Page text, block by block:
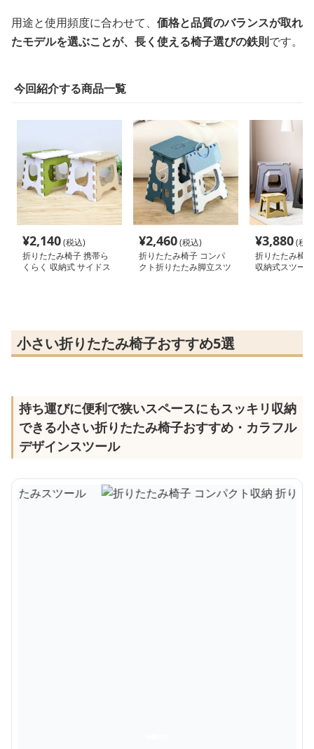
用途と使用頻度に合わせて、 価格と品質のバランスが取れ
たモデルを選ぶことが、長く使える椅子選びの鉄則です。
今回紹介する商品一覧
¥2,140(税込)
折りたたみ椅子 携帯ら
くらく 収納式 サイドス
¥2,460(税込)
折りたたみ椅子 コンパ
クト折りたたみ脚立スツ
¥3,880(税
折りたたみ椅
収納式スツール
小さい折りたたみ椅子おすすめ5選
持ち運びに便利で狭いスペースにもスッキリ収納
できる小さい折りたたみ椅子おすすめ・カラフル
デザインスツール